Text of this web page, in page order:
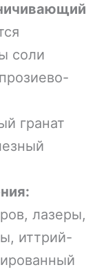
соли
гранат
лазеры,
иттрий-